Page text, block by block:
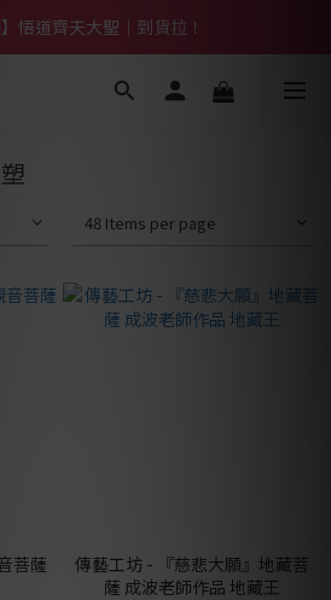
！四種寶物幫你財運「轉」進來
】悟道齊天大聖｜到貨拉！
！四種寶物幫你財運「轉」進來
48 Items per page
菩薩
傳藝工坊 - 『慈悲大願』地藏菩
薩 成波老師作品 地藏王